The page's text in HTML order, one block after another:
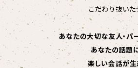
こだわり抜い
あなたの大切な友人・パ
あなたの話題
楽しい会話が